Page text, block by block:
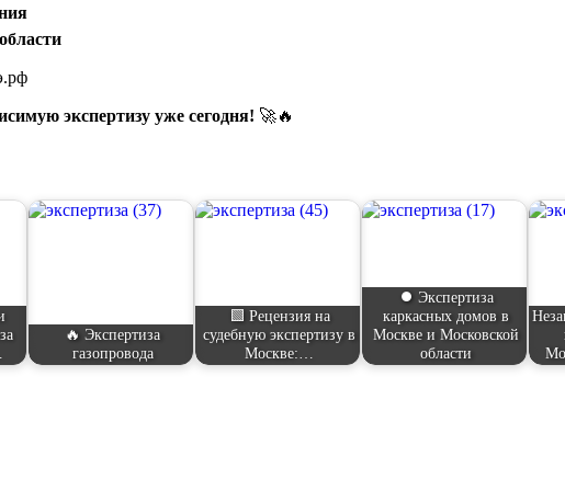
экспертизу уже сегодня! 🚀🔥
🔥 Экспертиза
газопровода
🟩 Рецензия на
судебную экспертизу в
Москве:…
⏺️ Экспертиза
каркасных домов в
Москве и Московской
области